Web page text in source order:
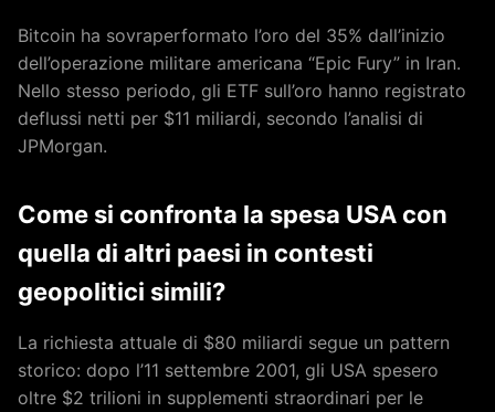
Bitcoin ha sovraperformato l’oro del 35% dall’inizio
dell’operazione militare americana “Epic Fury” in Iran.
Nello stesso periodo, gli ETF sull’oro hanno registrato
deflussi netti per $11 miliardi, secondo l’analisi di
JPMorgan.
Come si confronta la spesa USA con
quella di altri paesi in contesti
geopolitici simili?
La richiesta attuale di $80 miliardi segue un pattern
storico: dopo l’11 settembre 2001, gli USA spesero
oltre $2 trilioni in supplementi straordinari per le